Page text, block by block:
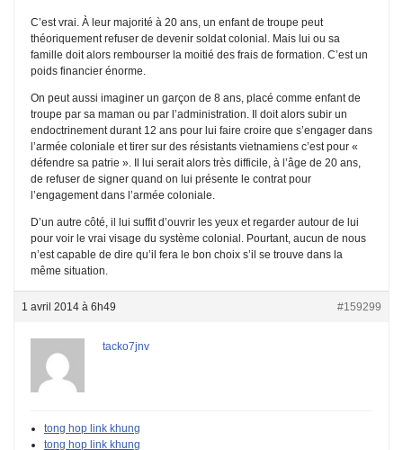
C’est vrai. À leur majorité à 20 ans, un enfant de troupe peut
théoriquement refuser de devenir soldat colonial. Mais lui ou sa
famille doit alors rembourser la moitié des frais de formation. C’est un
poids financier énorme.
On peut aussi imaginer un garçon de 8 ans, placé comme enfant de
troupe par sa maman ou par l’administration. Il doit alors subir un
endoctrinement durant 12 ans pour lui faire croire que s’engager dans
l’armée coloniale et tirer sur des résistants vietnamiens c’est pour «
défendre sa patrie ». Il lui serait alors très difficile, à l’âge de 20 ans,
de refuser de signer quand on lui présente le contrat pour
l’engagement dans l’armée coloniale.
D’un autre côté, il lui suffit d’ouvrir les yeux et regarder autour de lui
pour voir le vrai visage du système colonial. Pourtant, aucun de nous
n’est capable de dire qu’il fera le bon choix s’il se trouve dans la
même situation.
1 avril 2014 à 6h49 #159299
tacko7jnv
tong hop link khung
tong hop link khung